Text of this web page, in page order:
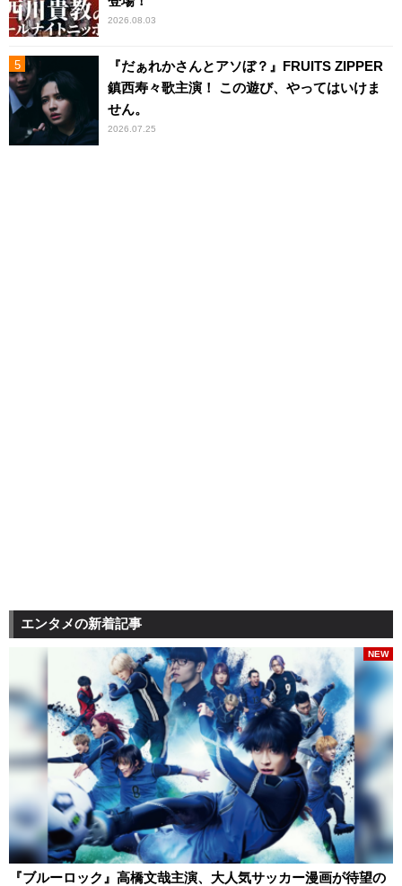
2026.08.03
『だぁれかさんとアソぼ？』FRUITS ZIPPER
鎮西寿々歌主演！ この遊び、やってはいけま
せん。
2026.07.25
エンタメの新着記事
『ブルーロック』高橋文哉主演、大人気サッカー漫画が待望の
NEW